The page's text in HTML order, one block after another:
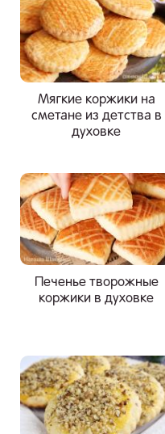
Мягкие коржики на
сметане из детства в
духовке
Печенье творожные
коржики в духовке